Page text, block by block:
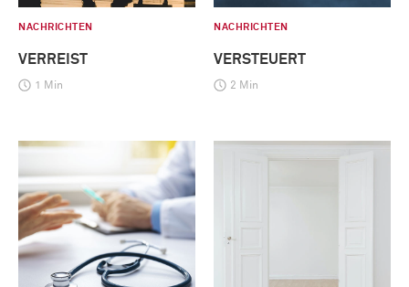
NACHRICHTEN
VERREIST
1 Min
NACHRICHTEN
VERSTEUERT
2 Min